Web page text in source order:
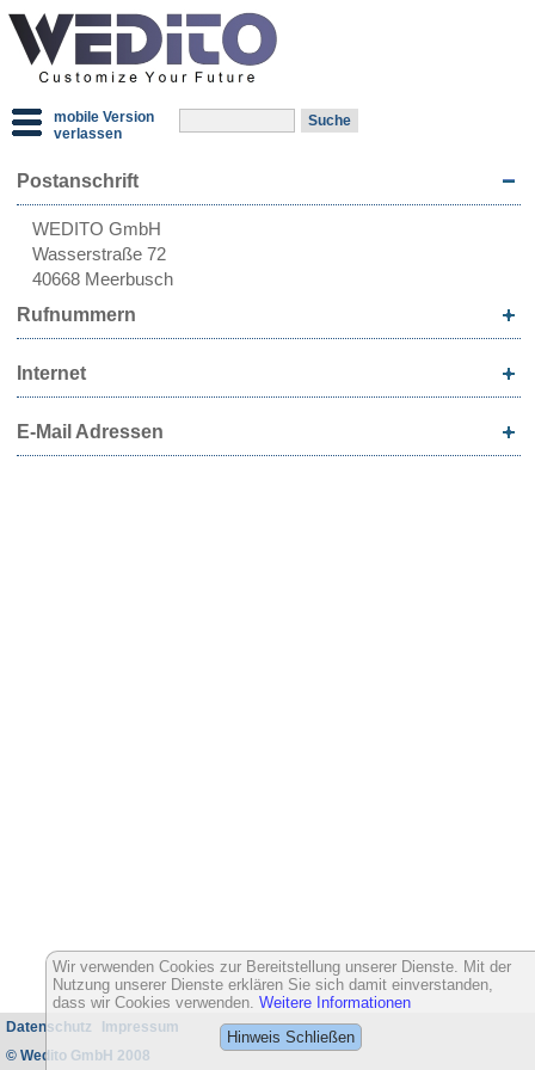
mobile Version
verlassen
Postanschrift
WEDITO GmbH
Wasserstraße 72
40668 Meerbusch
Rufnummern
Internet
E-Mail Adressen
Datenschutz
Impressum
© Wedito GmbH 2008
Wir verwenden Cookies zur Bereitstellung unserer Dienste. Mit der
Nutzung unserer Dienste erklären Sie sich damit einverstanden,
dass wir Cookies verwenden. Weitere Informationen
Hinweis Schließen